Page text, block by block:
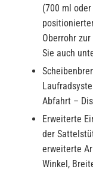
(700 ml
Oberrohr
Sie auch
Abfahrt –
Erweiterte
der
erweiterte
Winkel,